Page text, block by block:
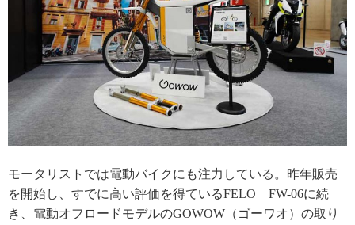
モータリストでは電動バイクにも注力している。昨年販売
を開始し、すでに高い評価を得ているFELO FW-06に続
き、電動オフロードモデルのGOWOW（ゴーワオ）の取り